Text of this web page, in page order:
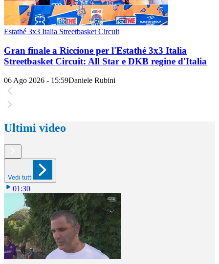
Estathé 3x3 Italia Streetbasket Circuit
Gran finale a Riccione per l'Estathé 3x3 Italia
Streetbasket Circuit: All Star e DKB regine d'Italia
06 Ago 2026 - 15:59Daniele Rubini
Ultimi video
Vedi tutti
01:30